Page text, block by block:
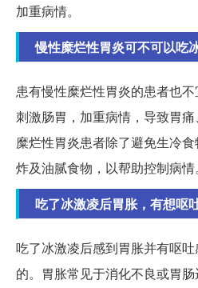
加重病情。
慢性糜烂性胃炎可不可以吃
患有慢性糜烂性胃炎的患者也
刺激肠胃，加重病情，导致胃
糜烂性胃炎患者除了避免生冷
炸及油腻食物，以帮助控制病情。
吃了冰激凌后胃胀，有想呕
吃了冰激凌后感到胃胀并有呕
的。胃胀常见于消化不良或胃